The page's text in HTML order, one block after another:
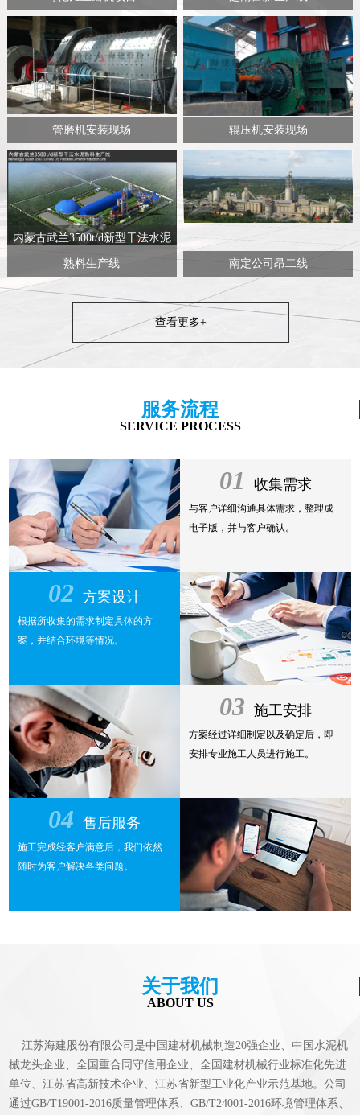
管磨机安装现场 辊压机安装现场
内蒙古武兰3500t/d新型干法水泥
熟料生产线 南定公司昂二线
查看更多+
服务流程
SERVICE PROCESS
01 收集需求
与客户详细沟通具体需求，整理成
电子版，并与客户确认。
02 方案设计
根据所收集的需求制定具体的方
案，并结合环境等情况。
03 施工安排
方案经过详细制定以及确定后，即
安排专业施工人员进行施工。
04 售后服务
施工完成经客户满意后，我们依然
随时为客户解决各类问题。
关于我们
ABOUT US
江苏海建股份有限公司是中国建材机械制造20强企业、中国水泥机
械龙头企业、全国重合同守信用企业、全国建材机械行业标准化先进
单位、江苏省高新技术企业、江苏省新型工业化产业示范基地。公司
通过GB/T19001-2016质量管理体系、GB/T24001-2016环境管理体系、